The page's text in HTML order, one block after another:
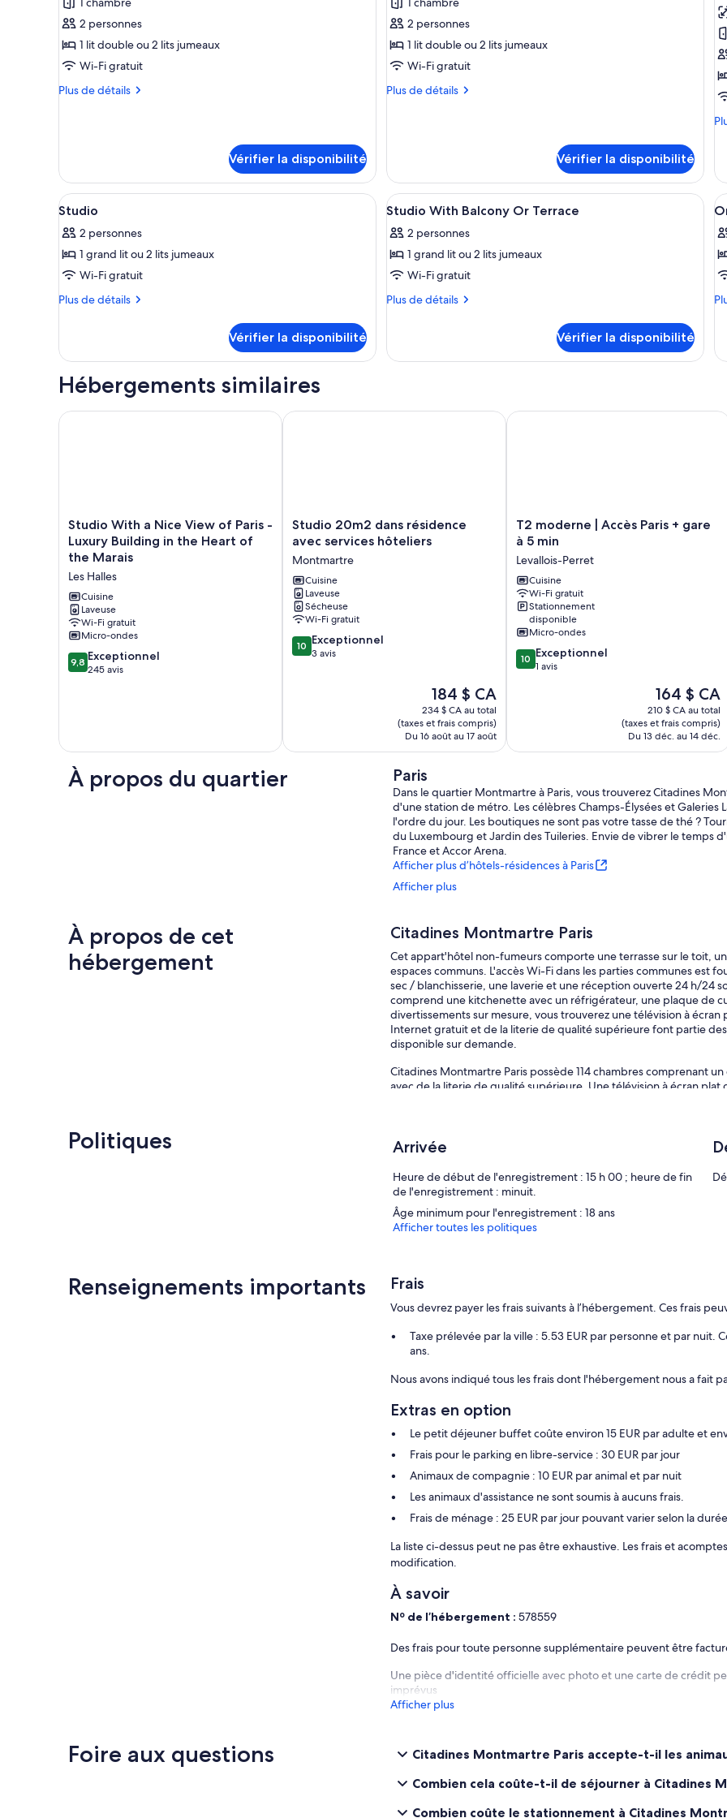
photos
pour
ce
type
chambre :
2 personnes
1 lit double ou 2 lits jumeaux
Wi-Fi gratuit
Plus de détails
Plus
Vérifier la disponibilité
photos
pour
ce
type
chambre :
Terrace)
2 personnes
1 lit double ou 2 lits jumeaux
Wi-Fi gratuit
Plus de détails
Plus
or
Terrace)
Vérifier la disponibilité
Afficher
toutes
les
photos
pour
ce
chambre :
9
Studio
2 personnes
1 grand lit ou 2 lits jumeaux
Wi-Fi gratuit
Plus de détails
Plus
Studio
Vérifier la disponibilité
Afficher
toutes
les
photos
pour
ce
chambre :
Balcony
7
Studio With Balcony Or Terrace
2 personnes
1 grand lit ou 2 lits jumeaux
Wi-Fi gratuit
Plus de détails
Plus
Studio
Terrace
Vérifier la disponibilité
Hébergements similaires
Studio
With
a
Nice
View
of
Paris
-
Luxury
Building
in
Les
Halles
Studio With a Nice View of Paris -
Luxury Building in the Heart of
the Marais
Les Halles
Cuisine
Laveuse
Wi-Fi gratuit
Micro-ondes
9.8
sur
9,8 Exceptionnel
245 avis
Studio With a Nice View of Paris - Luxury Building in the Heart of the Marais
Studio
20m2
résidence
avec
services
hôteliers
Montmartre
Studio 20m2 dans résidence
avec services hôteliers
Montmartre
Cuisine
Laveuse
Sécheuse
Wi-Fi gratuit
10.0
sur
10 Exceptionnel
3 avis
Le
prix
est
de
184 $ CA
184 $ CA
234 $ CA au total
(taxes et frais compris)
Du 16 août au 17 août
Studio 20m2 dans résidence avec services hôteliers
T2
moderne
Accès
Paris
+
gare
à
5
min
Levallois-
T2 moderne | Accès Paris + gare
à 5 min
Levallois-Perret
Cuisine
Wi-Fi gratuit
Stationnement
disponible
Micro-ondes
10.0
sur
10 Exceptionnel
1 avis
Le
prix
est
de
164 $ CA
164 $ CA
210 $ CA au total
(taxes et frais compris)
Du 13 déc. au 14 déc.
T2 moderne | Accès Paris + gare à 5
À propos du quartier Paris
Dans le quartier Montmartre à Paris, vous trouverez Citadines
d'une station de métro. Les célèbres Champs-Élysées et
l'ordre du jour. Les boutiques ne sont pas votre tasse de thé ?
du Luxembourg et Jardin des Tuileries. Envie de vibrer le temps
France et Accor Arena.
Afficher plus d’hôtels-résidences à Paris
Afficher plus
À propos de cet
hébergement
Citadines Montmartre Paris
Cet appart'hôtel non-fumeurs comporte une terrasse sur le toit,
espaces communs. L'accès Wi-Fi dans les parties communes est
sec / blanchisserie, une laverie et une réception ouverte 24 h/24
comprend une kitchenette avec un réfrigérateur, une plaque de
divertissements sur mesure, vous trouverez une télévision à écran
Internet gratuit et de la literie de qualité supérieure font partie
disponible sur demande.
Citadines Montmartre Paris possède 114 chambres comprenant
avec de la literie de qualité supérieure. Une télévision à écran
Cet appart'hôtel de Paris offre l'accès gratuit à Internet par Wi-
demande.
Politiques Arrivée
Heure de début de l'enregistrement : 15 h 00 ; heure de fin
de l'enregistrement : minuit.
Âge minimum pour l'enregistrement : 18 ans
Afficher toutes les politiques
Renseignements importants Frais
Vous devrez payer les frais suivants à l’hébergement. Ces frais
Taxe prélevée par la ville : 5.53 EUR par personne et par nuit.
ans.
Nous avons indiqué tous les frais dont l'hébergement nous a fait
Extras en option
Le petit déjeuner buffet coûte environ 15 EUR par adulte et
Frais pour le parking en libre-service : 30 EUR par jour
Animaux de compagnie : 10 EUR par animal et par nuit
Les animaux d'assistance ne sont soumis à aucuns frais.
Frais de ménage : 25 EUR par jour pouvant varier selon la
La liste ci-dessus peut ne pas être exhaustive. Les frais et
modification.
À savoir
Nº de l’hébergement :578559
Des frais pour toute personne supplémentaire peuvent être
Une pièce d'identité officielle avec photo et une carte de crédit
imprévus
Afficher plus
Foire aux questions
Citadines Montmartre Paris accepte-t-il les
Combien cela coûte-t-il de séjourner à Citadines
Combien coûte le stationnement à Citadines